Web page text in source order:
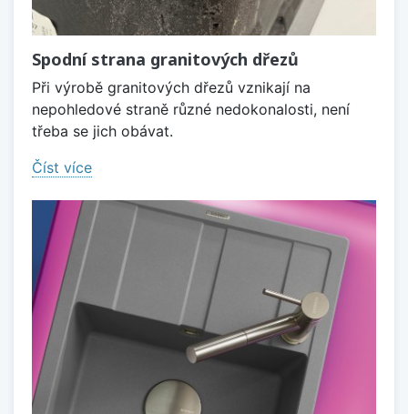
Spodní strana granitových dřezů
Při výrobě granitových dřezů vznikají na
nepohledové straně různé nedokonalosti, není
třeba se jich obávat.
Číst více